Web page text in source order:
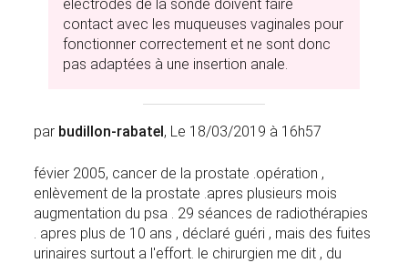
électrodes de la sonde doivent faire
contact avec les muqueuses vaginales pour
fonctionner correctement et ne sont donc
pas adaptées à une insertion anale.
par budillon-rabatel, Le 18/03/2019 à 16h57
févier 2005, cancer de la prostate .opération ,
enlèvement de la prostate .apres plusieurs mois
augmentation du psa . 29 séances de radiothérapies
. apres plus de 10 ans , déclaré guéri , mais des fuites
urinaires surtout a l'effort. le chirurgien me dit , du